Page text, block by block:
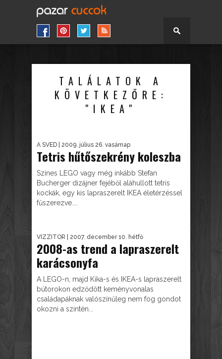
TALÁLATOK A
KÖVETKEZŐRE:
"IKEA"
A SVED | 2009. július 26. vasárnap
Tetris hűtőszekrény koleszba
Színes LEGO vagy még inkább Stefan
Bucherger dizájner fejéből aláhullott tetris
kockák, egy kis lapraszerelt IKEA életérzéssel
fűszerezve....
VIZZITOR | 2007. december 10. hétfő
2008-as trend a lapraszerelt
karácsonyfa
A LEGO-n, majd Kika-s és IKEA-s lapraszerelt
bútorokon edződött keményvonalas
családapáknak valószínűleg nem fog gondot
okozni a szintén...